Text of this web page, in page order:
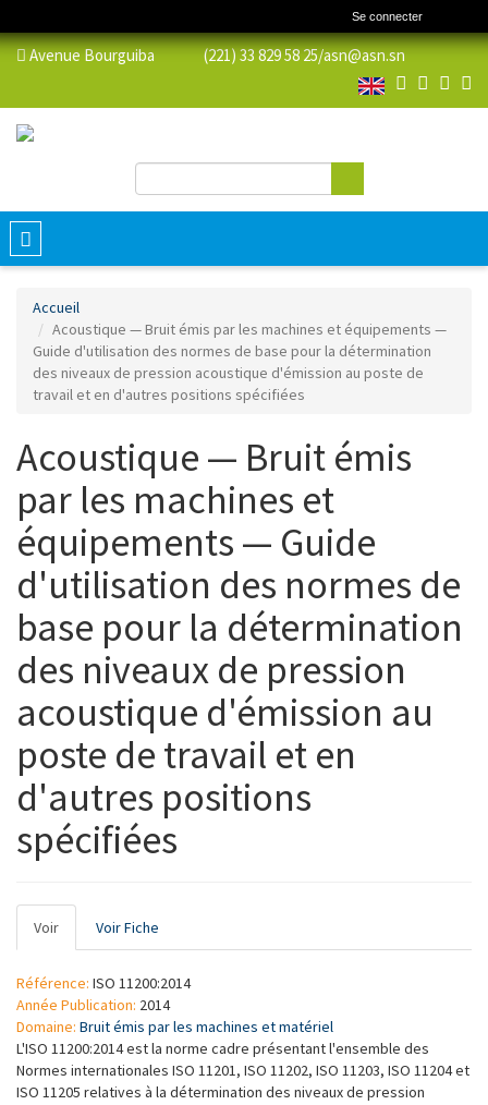
Se connecter
Avenue Bourguiba (221) 33 829 58 25/asn@asn.sn
Formulaire de recherche
Toggle
navigation
Accueil
Acoustique — Bruit émis par les machines et équipements —
Guide d'utilisation des normes de base pour la détermination
des niveaux de pression acoustique d'émission au poste de
travail et en d'autres positions spécifiées
Acoustique — Bruit émis
par les machines et
équipements — Guide
d'utilisation des normes de
base pour la détermination
des niveaux de pression
acoustique d'émission au
poste de travail et en
d'autres positions
spécifiées
Onglets
principaux
Voir (onglet
actif)
Voir Fiche
Référence: ISO 11200:2014
Année Publication: 2014
Domaine: Bruit émis par les machines et matériel
L'ISO 11200:2014 est la norme cadre présentant l'ensemble des
Normes internationales ISO 11201, ISO 11202, ISO 11203, ISO 11204 et
ISO 11205 relatives à la détermination des niveaux de pression